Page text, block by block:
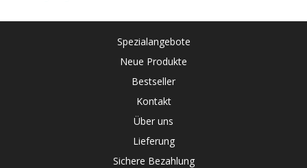
Spezialangebote
Neue Produkte
Bestseller
Kontakt
Über uns
Lieferung
Sichere Bezahlung